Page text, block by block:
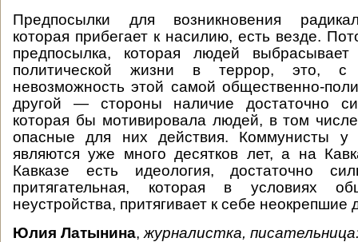
Предпосылки для возникновения
которая прибегает к насилию, есть везде.
предпосылка, которая людей
политической жизни в террор, это, с
невозможность этой самой общественно-
другой — стороны наличие достаточно
которая бы мотивировала людей, в том
опасные для них действия. Коммунисты
являются уже много десятков лет, а на
Кавказе есть идеология, достаточно
притягательная, которая в условиях
неустройства, притягивает к себе неокрепшие
Юлия Латынина, журналистка,